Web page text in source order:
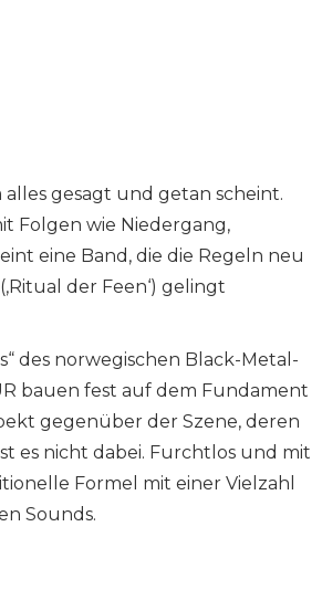
gesagt und getan scheint.
Folgen wie Niedergang,
eine Band, die die Regeln neu
der Feen‘) gelingt
des norwegischen Black-Metal-
bauen fest auf dem Fundament
gegenüber der Szene, deren
es nicht dabei. Furchtlos und mit
Formel mit einer Vielzahl
Sounds.